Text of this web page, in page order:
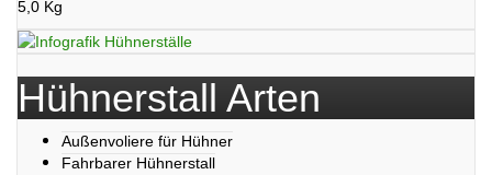
Hühnerstall Arten
Außenvoliere für Hühner
Fahrbarer Hühnerstall